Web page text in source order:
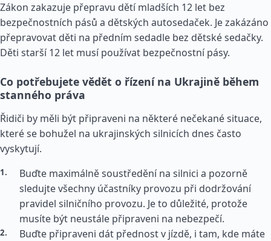
Zákon zakazuje přepravu dětí mladších 12 let bez
bezpečnostních pásů a dětských autosedaček. Je zakázáno
přepravovat děti na předním sedadle bez dětské sedačky.
Děti starší 12 let musí používat bezpečnostní pásy.
Co potřebujete vědět o řízení na Ukrajině během
stanného práva
Řidiči by měli být připraveni na některé nečekané situace,
které se bohužel na ukrajinských silnicích dnes často
vyskytují.
Buďte maximálně soustředění na silnici a pozorně
sledujte všechny účastníky provozu při dodržování
pravidel silničního provozu. Je to důležité, protože
musíte být neustále připraveni na nebezpečí.
Buďte připraveni dát přednost v jízdě, i tam, kde máte